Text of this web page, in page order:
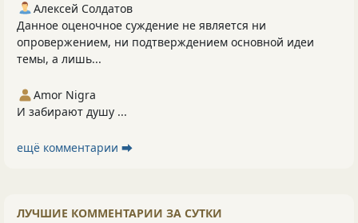
Алексей Солдатов
Данное оценочное суждение не является ни
опровержением, ни подтверждением основной идеи
темы, а лишь...
Amor Nigra
И забирают душу ...
ещё комментарии ⮕
ЛУЧШИЕ КОММЕНТАРИИ ЗА СУТКИ